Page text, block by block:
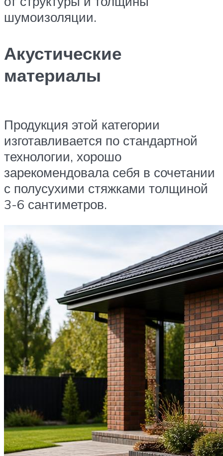
шумоизоляции.
Акустические
материалы
Продукция этой категории
изготавливается по стандартной
технологии, хорошо
зарекомендовала себя в сочетании
с полусухими стяжками толщиной
3-6 сантиметров.